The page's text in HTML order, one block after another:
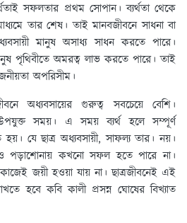
সফলতার প্রথম সােপান। ব্যর্থতা থেকে
তার শেষ। তাই মানবজীবনে সাধনা বা
মানুষ অসাধ্য সাধন করতে পারে।
পৃথিবীতে অমরত্ব লাভ করতে পারে। তাই
অপরিসীম।
অধ্যবসায়ের গুরুত্ব সবচেয়ে বেশি।
উপযুক্ত সময়। এ সময় ব্যর্থ হলে সম্পূর্ণ
হয়। যে ছাত্র অধ্যবসায়ী, সাফল্য তার। নয়।
পড়াশােনায় কখনাে সফল হতে পারে না।
জয়ী হওয়া যায় না। ছাত্রজীবনেই এই
হবে কবি কালী প্রসন্ন ঘােষের বিখ্যাত